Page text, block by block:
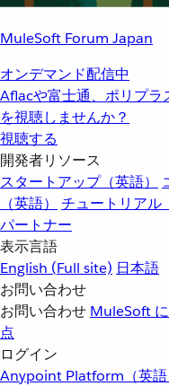
MuleSoft Forum Japan
オンデマンド配信中
Aflacや富士通、ポリプラ
を視聴しませんか？
視聴する
開発者リソース
スタートアップ（英語）
（英語）
チュートリアル
パートナー
表示言語
English (Full site) 日本語
お問い合わせ
お問い合わせ MuleSoft
点
ログイン
Anypoint Platform（英語